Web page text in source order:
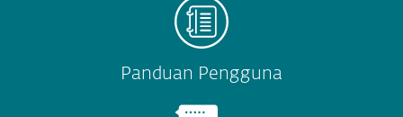
Panduan Pengguna